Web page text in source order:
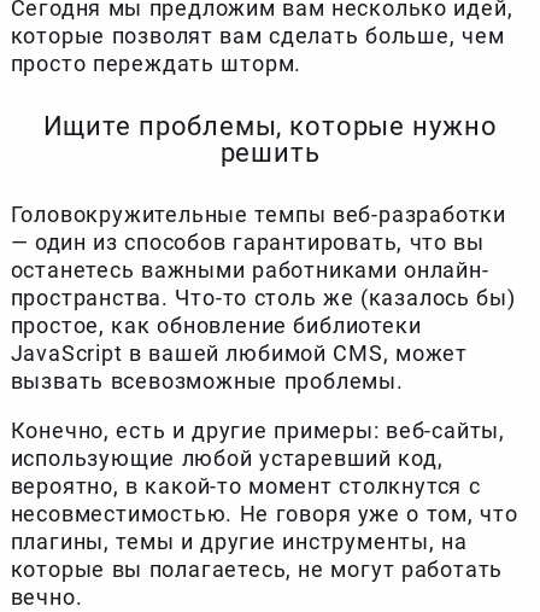
Сегодня мы предложим вам несколько идей,
которые позволят вам сделать больше, чем
просто переждать шторм.
Ищите проблемы, которые нужно
решить
Головокружительные темпы веб-разработки
— один из способов гарантировать, что вы
останетесь важными работниками онлайн-
пространства. Что-то столь же (казалось бы)
простое, как обновление библиотеки
JavaScript в вашей любимой CMS, может
вызвать всевозможные проблемы.
Конечно, есть и другие примеры: веб-сайты,
использующие любой устаревший код,
вероятно, в какой-то момент столкнутся с
несовместимостью. Не говоря уже о том, что
плагины, темы и другие инструменты, на
которые вы полагаетесь, не могут работать
вечно.